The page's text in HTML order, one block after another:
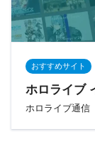
おすすめサイト
ホロライブ
ホロライブ通信